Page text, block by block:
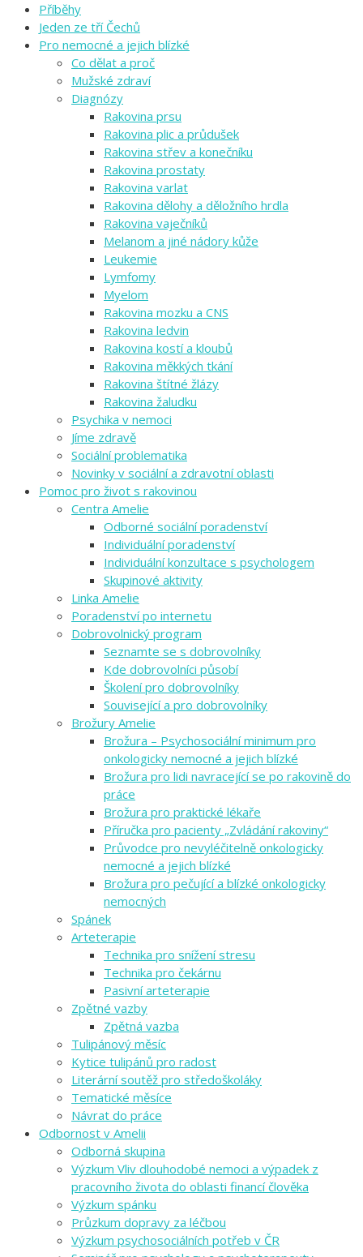
Příběhy
Jeden ze tří Čechů
Pro nemocné a jejich blízké
Co dělat a proč
Mužské zdraví
Diagnózy
Rakovina prsu
Rakovina plic a průdušek
Rakovina střev a konečníku
Rakovina prostaty
Rakovina varlat
Rakovina dělohy a děložního hrdla
Rakovina vaječníků
Melanom a jiné nádory kůže
Leukemie
Lymfomy
Myelom
Rakovina mozku a CNS
Rakovina ledvin
Rakovina kostí a kloubů
Rakovina měkkých tkání
Rakovina štítné žlázy
Rakovina žaludku
Psychika v nemoci
Jíme zdravě
Sociální problematika
Novinky v sociální a zdravotní oblasti
Pomoc pro život s rakovinou
Centra Amelie
Odborné sociální poradenství
Individuální poradenství
Individuální konzultace s psychologem
Skupinové aktivity
Linka Amelie
Poradenství po internetu
Dobrovolnický program
Seznamte se s dobrovolníky
Kde dobrovolníci působí
Školení pro dobrovolníky
Související a pro dobrovolníky
Brožury Amelie
Brožura – Psychosociální minimum pro
onkologicky nemocné a jejich blízké
Brožura pro lidi navracející se po rakovině do
práce
Brožura pro praktické lékaře
Příručka pro pacienty „Zvládání rakoviny“
Průvodce pro nevyléčitelně onkologicky
nemocné a jejich blízké
Brožura pro pečující a blízké onkologicky
nemocných
Spánek
Arteterapie
Technika pro snížení stresu
Technika pro čekárnu
Pasivní arteterapie
Zpětné vazby
Zpětná vazba
Tulipánový měsíc
Kytice tulipánů pro radost
Literární soutěž pro středoškoláky
Tematické měsíce
Návrat do práce
Odbornost v Amelii
Odborná skupina
Výzkum Vliv dlouhodobé nemoci a výpadek z
pracovního života do oblasti financí člověka
Výzkum spánku
Průzkum dopravy za léčbou
Výzkum psychosociálních potřeb v ČR